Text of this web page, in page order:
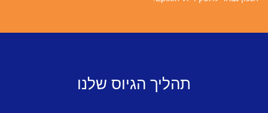
תהליך הגיוס שלנו